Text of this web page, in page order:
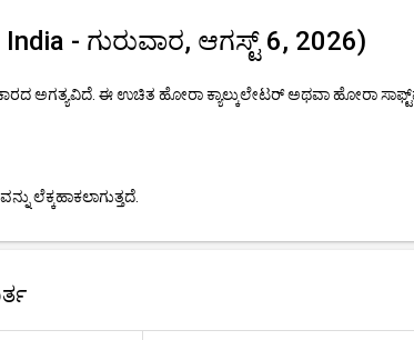
- ಗುರುವಾರ, ಆಗಸ್ಟ್ 6, 2026)
ಅಗತ್ಯವಿದೆ. ಈ ಉಚಿತ ಹೋರಾ ಕ್ಯಾಲ್ಕುಲೇಟರ್ ಅಥವಾ ಹೋರಾ
ಲೆಕ್ಕಹಾಕಲಾಗುತ್ತದೆ.